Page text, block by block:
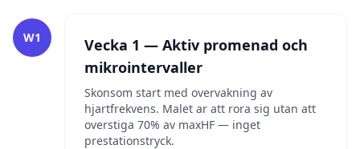
W1
Vecka 1 — Aktiv promenad och
mikrointervaller
Skonsom start med overvakning av
hjartfrekvens. Malet ar att rora sig utan att
overstiga 70% av maxHF — inget
prestationstryck.